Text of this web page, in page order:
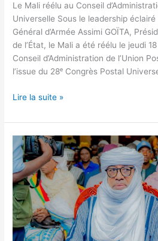
Le Mali réélu au Conseil
Universelle Sous le leadership
Général d’Armée Assimi GOÏTA,
de l’État, le Mali a été réélu le jeudi
Conseil d’Administration de l’Union
l’issue du 28ᵉ Congrès Postal
Lire la suite »
𝐋𝐄
𝐌𝐈𝐍𝐈𝐒𝐓𝐑𝐄
𝐀𝐋𝐇𝐀𝐌𝐃𝐎𝐔
𝐀𝐆
𝐈𝐋𝐘È𝐍𝐄
𝐏𝐑𝐄𝐍𝐃
𝐏𝐀𝐑𝐓
𝐀𝐔